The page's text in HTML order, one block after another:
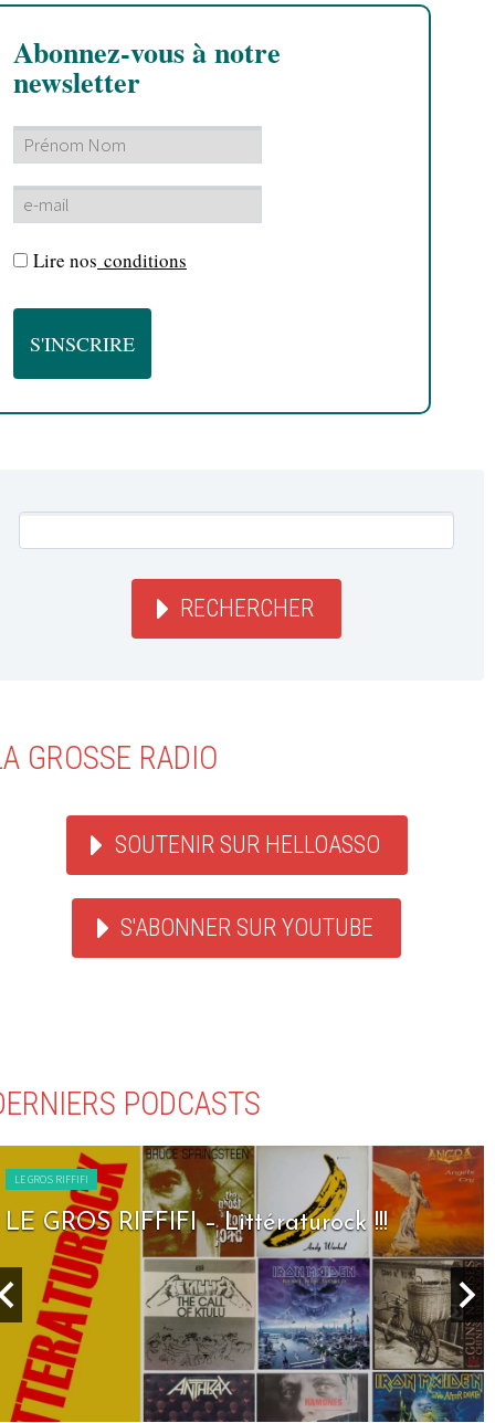
Abonnez-vous à notre
newsletter
Lire nos conditions
RECHERCHER
GROSSE RADIO
SOUTENIR SUR HELLOASSO
S'ABONNER SUR YOUTUBE
PODCASTS
LE GROS RIFFIFI
LE GROS RIFFIFI – Littératurock !!!